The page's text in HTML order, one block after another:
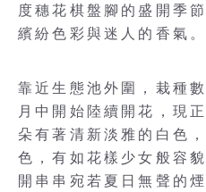
度穗花棋盤腳的盛開季
繽紛色彩與迷人的香氣。
靠近生態池外圍，栽種
月中開始陸續開花，現
朵有著清新淡雅的白色
色，有如花樣少女般容
開串串宛若夏日無聲的